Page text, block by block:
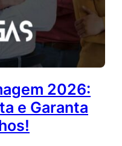
2026:
e Garanta